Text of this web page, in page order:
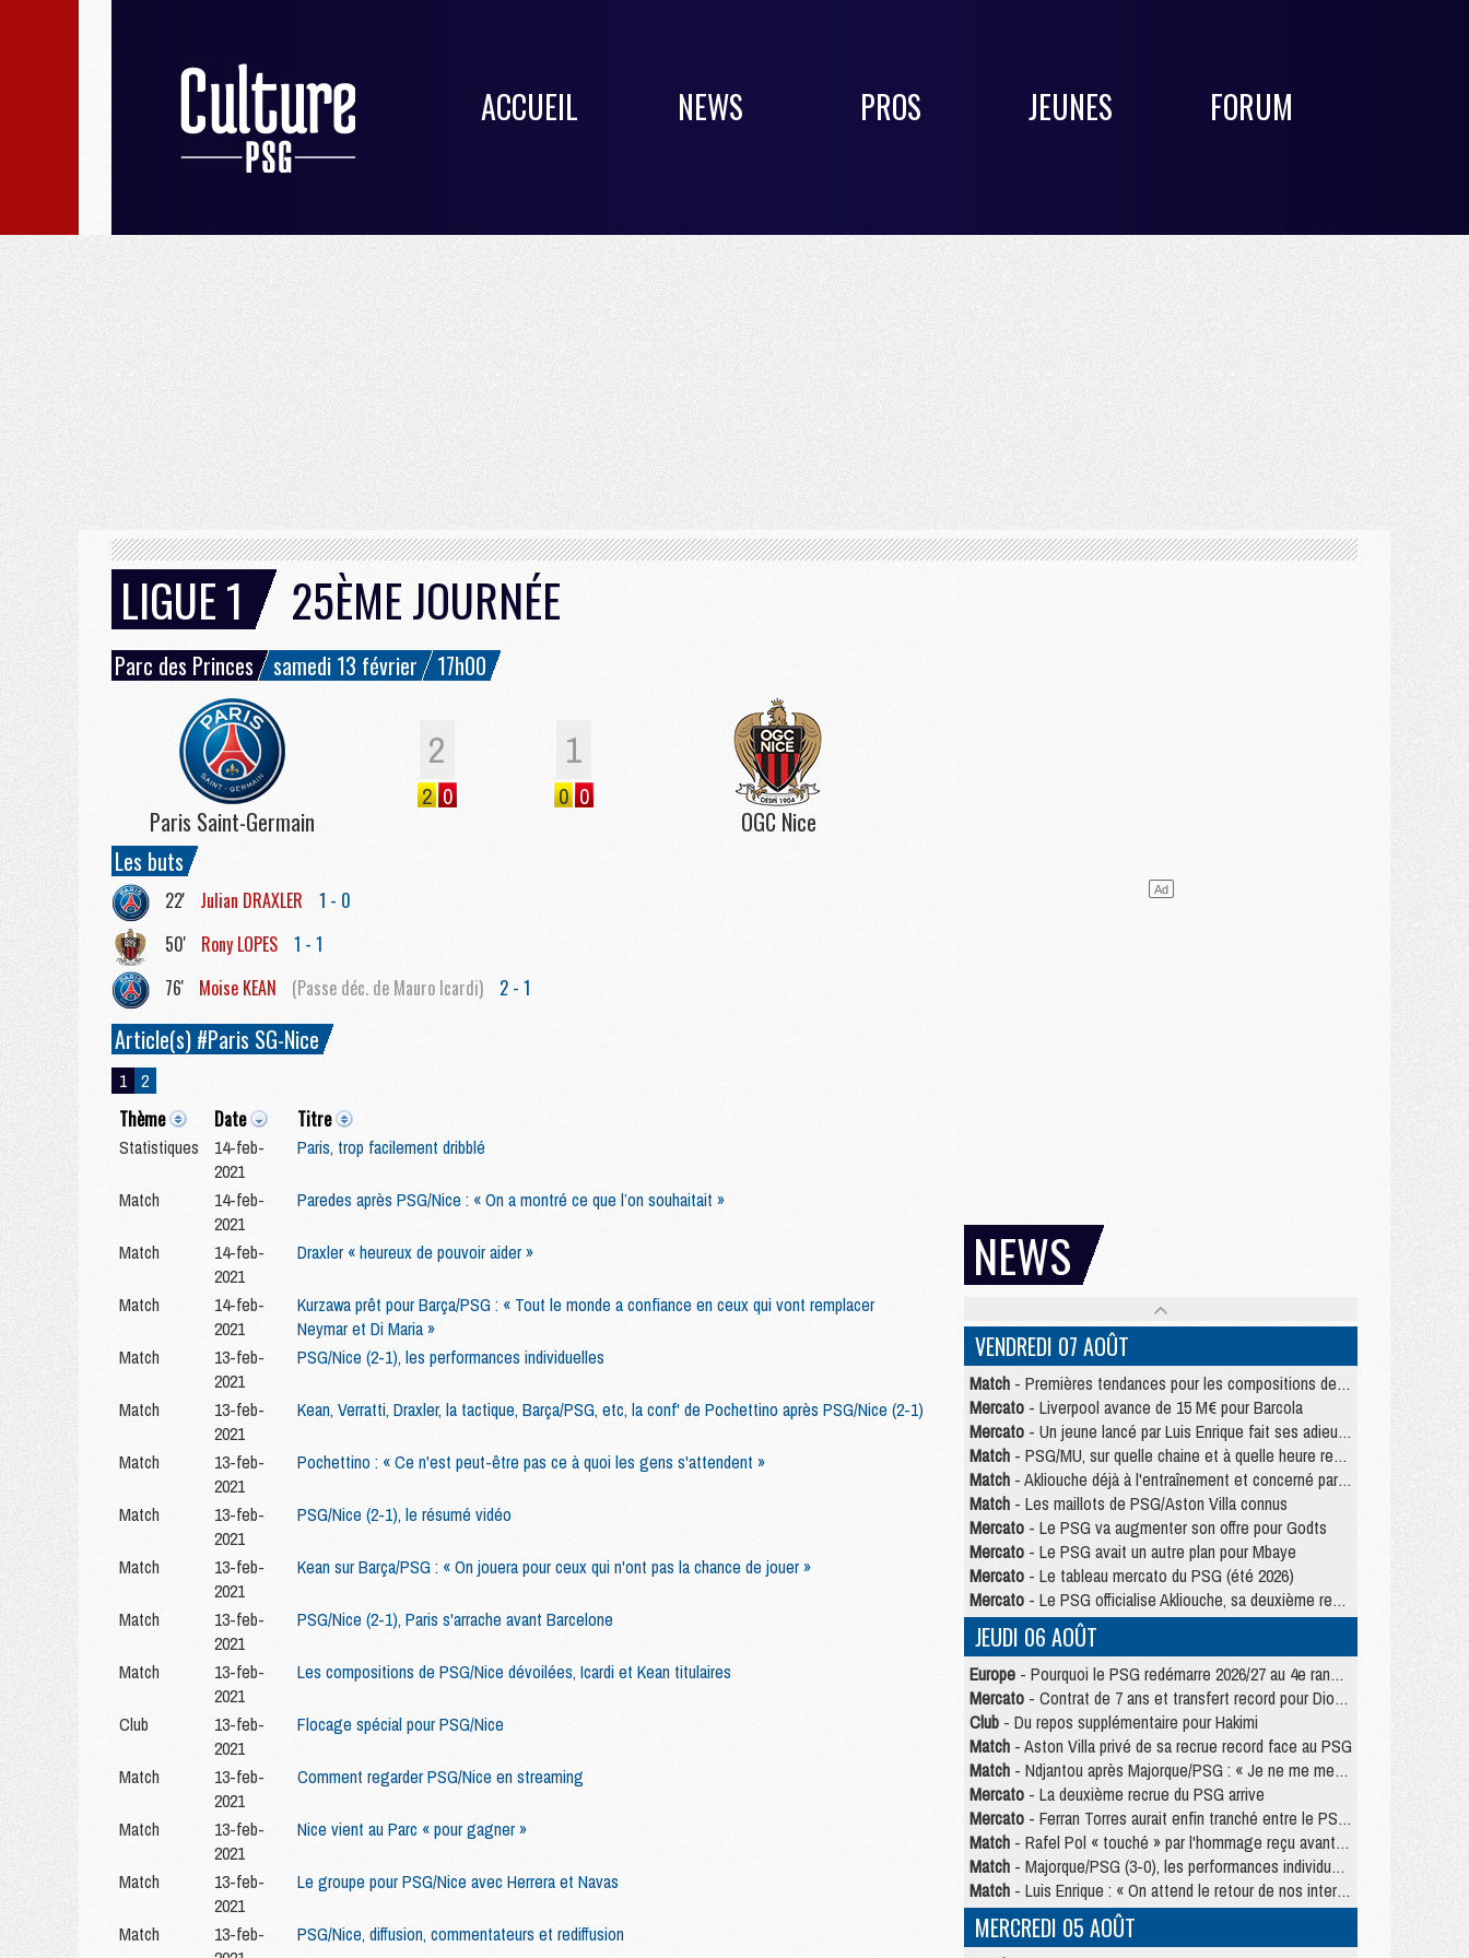
ACCUEIL NEWS PROS JEUNES FORUM
LIGUE 1 25ÈME JOURNÉE
Parc des Princes samedi 13 février 17h00
Paris Saint-Germain
2 1
2 0 0 0
OGC Nice
Les buts
22' Julian DRAXLER
1 - 0
50'
RonyLOPES
1 - 1
76'
Moise KEAN (Passe déc. de Mauro Icardi) 2 - 1
Article(s) #Paris SG-Nice
1 2
Thème Date Titre
Statistiques
14-feb-
2021
Paris, trop facilement dribblé
Match
14-feb-
2021
Paredes après PSG/Nice : « On a montré ce que l’on souhaitait »
Match
14-feb-
2021
Draxler « heureux de pouvoir aider »
Match
14-feb-
2021
Kurzawa prêt pour Barça/PSG : « Tout le monde a confiance en ceux qui vont remplacer
Neymar et Di Maria »
Match
13-feb-
2021
PSG/Nice (2-1), les performances individuelles
Match
13-feb-
2021
Kean, Verratti, Draxler, la tactique, Barça/PSG, etc, la conf' de Pochettino après PSG/Nice (2-1)
Match
13-feb-
2021
Pochettino : « Ce n'est peut-être pas ce à quoi les gens s'attendent »
Match
13-feb-
2021
PSG/Nice (2-1), le résumé vidéo
Match
13-feb-
2021
Kean sur Barça/PSG : « On jouera pour ceux qui n'ont pas la chance de jouer »
Match
13-feb-
2021
PSG/Nice (2-1), Paris s'arrache avant Barcelone
Match
13-feb-
2021
Les compositions de PSG/Nice dévoilées, Icardi et Kean titulaires
Club
13-feb-
2021
Flocage spécial pour PSG/Nice
Match
13-feb-
2021
Comment regarder PSG/Nice en streaming
Match
13-feb-
2021
Nice vient au Parc « pour gagner »
Match
13-feb-
2021
Le groupe pour PSG/Nice avec Herrera et Navas
Match
13-feb-
PSG/Nice, diffusion, commentateurs et rediffusion
NEWS
VENDREDI 07 AOÛT
Match - Premières tendances pour les compositions de PSG/MU
Mercato - Liverpool avance de 15 M€ pour Barcola
Mercato - Un jeune lancé par Luis Enrique fait ses adieux au PSG
Match - PSG/MU, sur quelle chaine et à quelle heure regarder le match ?
Match - Akliouche déjà à l'entraînement et concerné par PSG/MU ?
Match - Les maillots de PSG/Aston Villa connus
Mercato - Le PSG va augmenter son offre pour Godts
Mercato - Le PSG avait un autre plan pour Mbaye
Mercato - Le tableau mercato du PSG (été 2026)
Mercato - Le PSG officialise Akliouche, sa deuxième recrue de l’été
JEUDI 06 AOÛT
Europe - Pourquoi le PSG redémarre 2026/27 au 4e rang du coefficient UEFA
Mercato - Contrat de 7 ans et transfert record pour Diomandé loin du PSG
Club - Du repos supplémentaire pour Hakimi
Match - Aston Villa privé de sa recrue record face au PSG
Match - Ndjantou après Majorque/PSG : « Je ne me mets pas de plafond »
Mercato - La deuxième recrue du PSG arrive
Mercato - Ferran Torres aurait enfin tranché entre le PSG et le Barça
Match - Rafel Pol « touché » par l'hommage reçu avant Majorque/PSG
Match - Majorque/PSG (3-0), les performances individuelles
Match - Luis Enrique : « On attend le retour de nos internationaux »
MERCREDI 05 AOÛT